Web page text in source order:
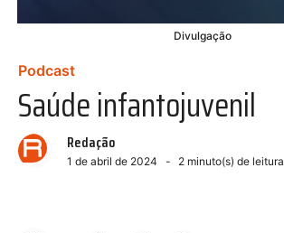
Divulgação
Podcast
Saúde infantojuvenil
Redação
1 de abril de 2024 2 minuto(s) de leitura